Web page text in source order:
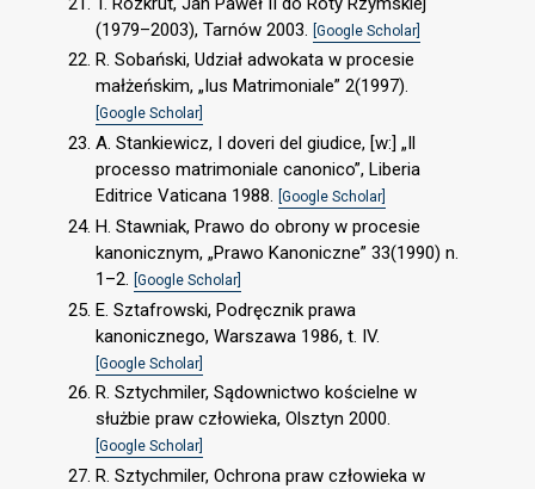
(1979–2003), Tarnów 2003.
[Google Scholar]
R. Sobański, Udział adwokata w procesie
małżeńskim, „Ius Matrimoniale” 2(1997).
[Google Scholar]
A. Stankiewicz, I doveri del giudice, [w:] „Il
processo matrimoniale canonico”, Liberia
Editrice Vaticana 1988. [Google Scholar]
H. Stawniak, Prawo do obrony w procesie
kanonicznym, „Prawo Kanoniczne” 33(1990) n.
1–2. [Google Scholar]
E. Sztafrowski, Podręcznik prawa
kanonicznego, Warszawa 1986, t. IV.
[Google Scholar]
R. Sztychmiler, Sądownictwo kościelne w
służbie praw człowieka, Olsztyn 2000.
[Google Scholar]
R. Sztychmiler, Ochrona praw człowieka w